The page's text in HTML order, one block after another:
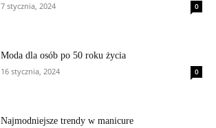
7 stycznia, 2024
0
Moda dla osób po 50 roku życia
16 stycznia, 2024
0
Najmodniejsze trendy w manicure